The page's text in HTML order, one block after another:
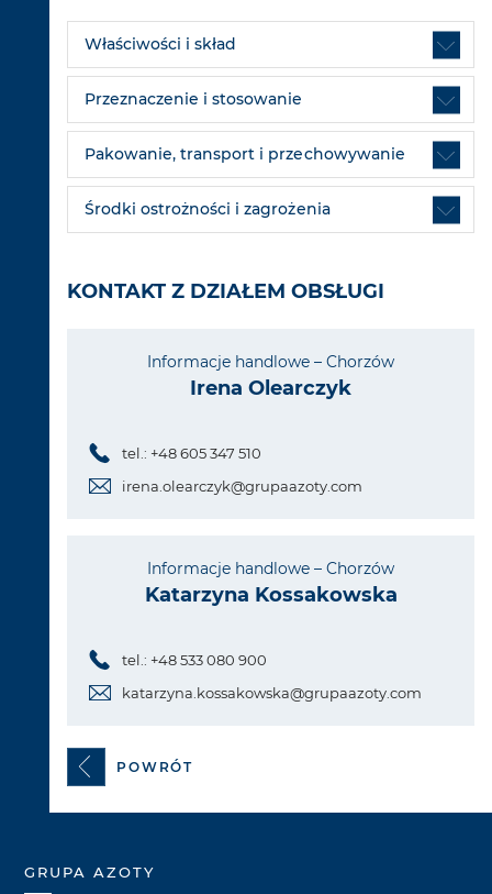
Właściwości i skład
Przeznaczenie i stosowanie
Pakowanie, transport i przechowywanie
Środki ostrożności i zagrożenia
KONTAKT Z DZIAŁEM OBSŁUGI
Informacje handlowe – Chorzów
Irena Olearczyk
tel.: +48 605 347 510
irena.olearczyk@grupaazoty.com
Informacje handlowe – Chorzów
Katarzyna Kossakowska
tel.: +48 533 080 900
katarzyna.kossakowska@grupaazoty.com
POWRÓT
GRUPA AZOTY